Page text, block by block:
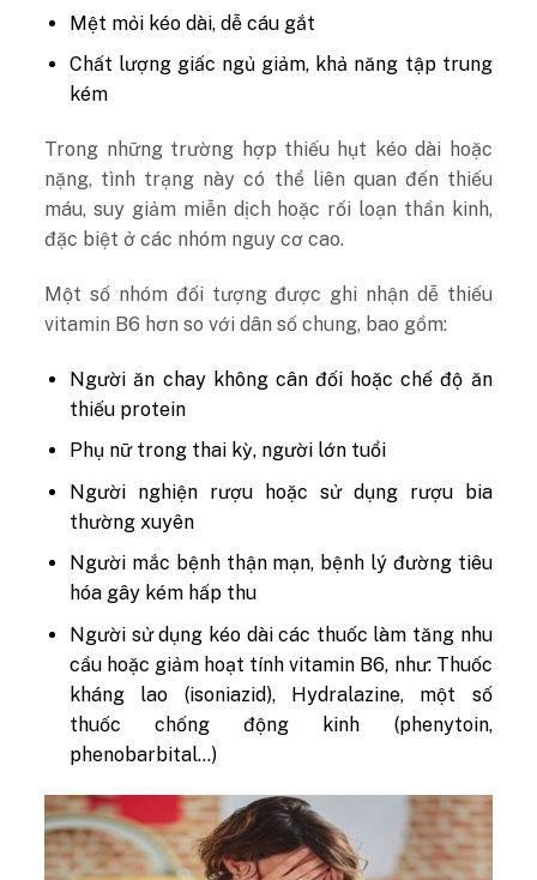
Mệt mỏi kéo dài, dễ cáu gắt
Chất lượng giấc ngủ giảm, khả năng tập trung
kém
Trong những trường hợp thiếu hụt kéo dài hoặc
nặng, tình trạng này có thể liên quan đến thiếu
máu, suy giảm miễn dịch hoặc rối loạn thần kinh,
đặc biệt ở các nhóm nguy cơ cao.
Một số nhóm đối tượng được ghi nhận dễ thiếu
vitamin B6 hơn so với dân số chung, bao gồm:
Người ăn chay không cân đối hoặc chế độ ăn
thiếu protein
Phụ nữ trong thai kỳ, người lớn tuổi
Người nghiện rượu hoặc sử dụng rượu bia
thường xuyên
Người mắc bệnh thận mạn, bệnh lý đường tiêu
hóa gây kém hấp thu
Người sử dụng kéo dài các thuốc làm tăng nhu
cầu hoặc giảm hoạt tính vitamin B6, như: Thuốc
kháng lao (isoniazid), Hydralazine, một số
thuốc chống động kinh (phenytoin,
phenobarbital…)